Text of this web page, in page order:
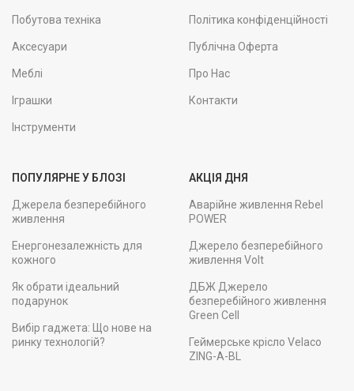
Побутова техніка
Аксесуари
Меблі
Іграшки
Інструменти
Політика конфіденційності
Публічна Оферта
Про Нас
Контакти
ПОПУЛЯРНЕ У БЛОЗІ
Джерела безперебійного
живлення
Енергонезалежність для
кожного
Як обрати ідеальний
подарунок
Вибір гаджета: Що нове на
ринку технологій?
АКЦІЯ ДНЯ
Аварійне живлення Rebel
POWER
Джерело безперебійного
живлення Volt
ДБЖ Джерело
безперебійного живлення
Green Cell
Геймерське крісло Velaco
ZING-A-BL